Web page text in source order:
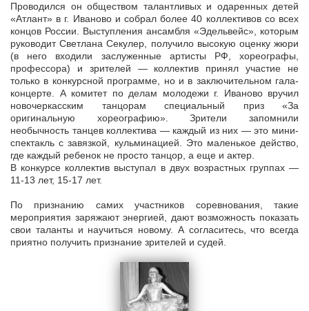
Проводился он обществом талантливых и одаренных детей
«Атлант» в г. Иваново и собрал более 40 коллективов со всех
концов России. Выступления ансамбля «Эдельвейс», которым
руководит Светлана Секулер, получило высокую оценку жюри
(в него входили заслуженные артисты РФ, хореографы,
профессора) и зрителей — коллектив принял участие не
только в конкурсной программе, но и в заключительном гала-
концерте. А комитет по делам молодежи г. Иваново вручил
новочеркасским танцорам специальный приз «За
оригинальную хореографию». Зрители запомнили
необычность танцев коллектива — каждый из них — это мини-
спектакль с завязкой, кульминацией. Это маленькое действо,
где каждый ребенок не просто танцор, а еще и актер.
В конкурсе коллектив выступал в двух возрастных группах —
11-13 лет, 15-17 лет.
По признанию самих участников соревнования, такие
мероприятия заряжают энергией, дают возможность показать
свои таланты и научиться новому. А согласитесь, что всегда
приятно получить признание зрителей и судей.